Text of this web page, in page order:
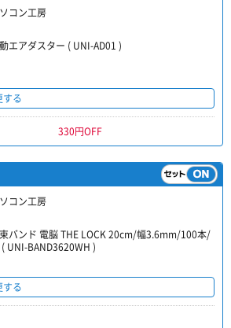
コン工房
エアダスター ( UNI-AD01 )
する
330円OFF
コン工房
バンド 電脳 THE LOCK 20cm/幅3.6mm/100本/
( UNI-BAND3620WH )
する